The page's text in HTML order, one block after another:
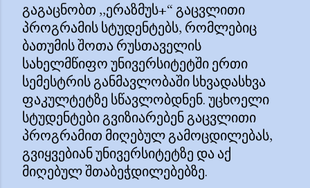
ᲒᲐᲒᲐᲪᲜᲝᲑᲗ ,,ᲔᲠᲐᲖᲛᲣᲡ+“ ᲒᲐᲪᲕᲚᲘᲗᲘ
ᲞᲠᲝᲒᲠᲐᲛᲘᲡ ᲡᲢᲣᲓᲔᲜᲢᲔᲑᲡ, ᲠᲝᲛᲚᲔᲑᲘᲪ
ᲑᲐᲗᲣᲛᲘᲡ ᲨᲝᲗᲐ ᲠᲣᲡᲗᲐᲕᲔᲚᲘᲡ
ᲡᲐᲮᲔᲚᲛᲬᲘᲤᲝ ᲣᲜᲘᲕᲔᲠᲡᲘᲢᲔᲢᲨᲘ ᲔᲠᲗᲘ
ᲡᲔᲛᲔᲡᲢᲠᲘᲡ ᲒᲐᲜᲛᲐᲕᲚᲝᲑᲐᲨᲘ ᲡᲮᲕᲐᲓᲐᲡᲮᲕᲐ
ᲤᲐᲙᲣᲚᲢᲔᲢᲖᲔ ᲡᲬᲐᲕᲚᲝᲑᲓᲜᲔᲜ. ᲣᲪᲮᲝᲔᲚᲘ
ᲡᲢᲣᲓᲔᲜᲢᲔᲑᲘ ᲒᲕᲘᲖᲘᲐᲠᲔᲑᲔᲜ ᲒᲐᲪᲕᲚᲘᲗᲘ
ᲞᲠᲝᲒᲠᲐᲛᲘᲗ ᲛᲘᲦᲔᲑᲣᲚ ᲒᲐᲛᲝᲪᲓᲘᲚᲔᲑᲐᲡ,
ᲒᲕᲘᲧᲕᲔᲑᲘᲐᲜ ᲣᲜᲘᲕᲔᲠᲡᲘᲢᲔᲢᲖᲔ ᲓᲐ ᲐᲥ
ᲛᲘᲦᲔᲑᲣᲚ ᲨᲗᲐᲑᲔᲭᲓᲘᲚᲔᲑᲔᲑᲖᲔ.